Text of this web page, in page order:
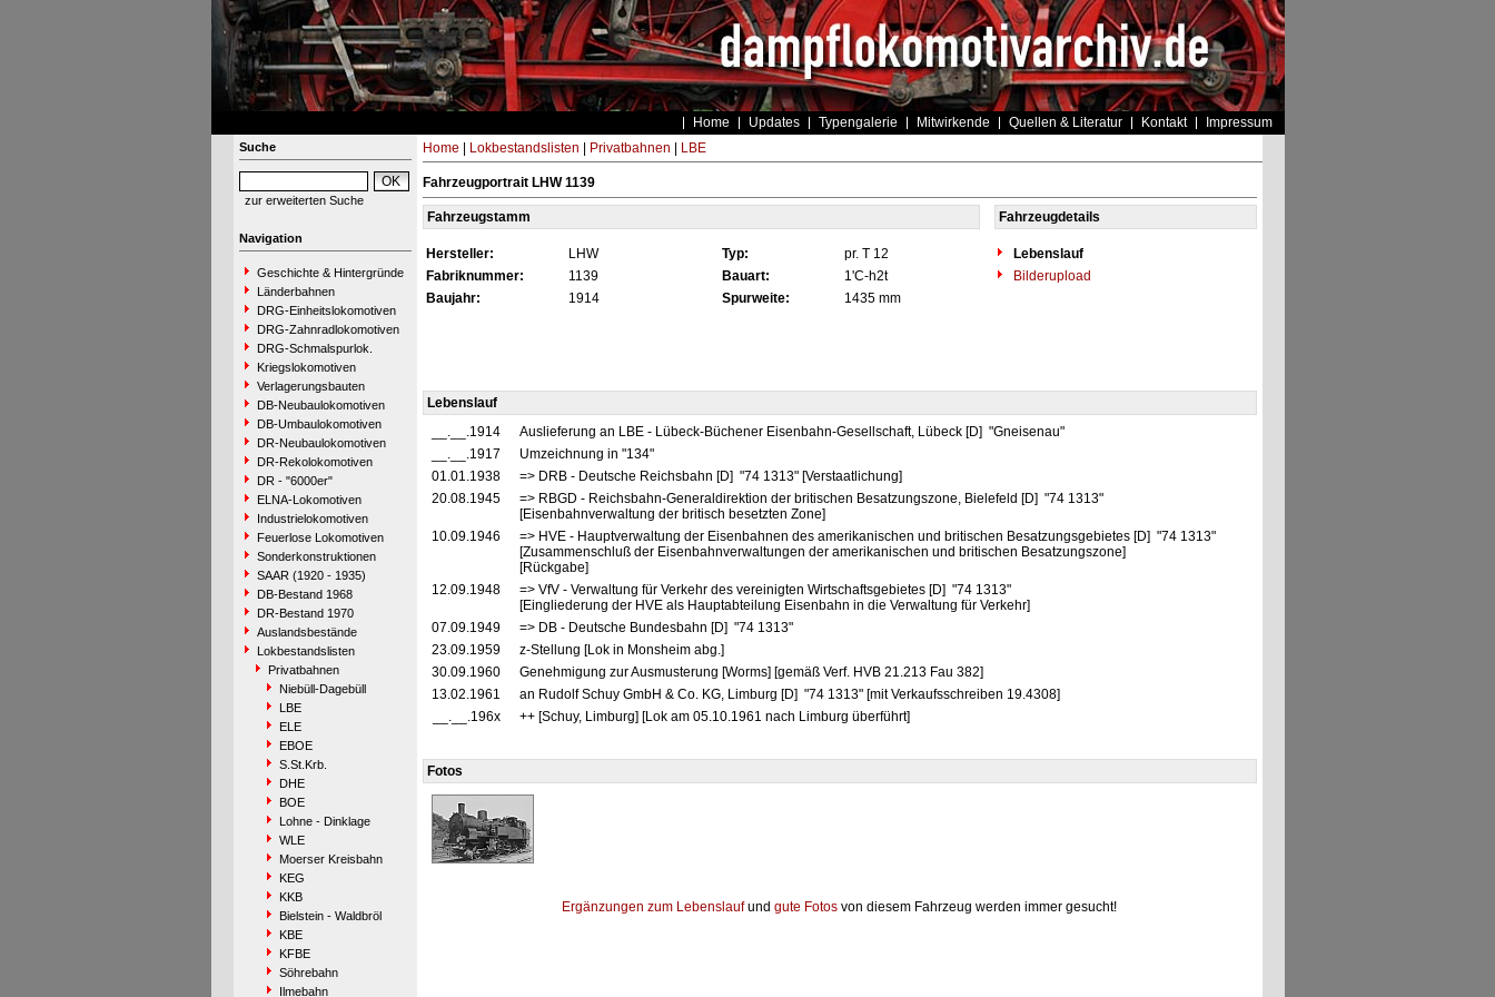
Home Updates Typengalerie Mitwirkende Quellen & Literatur Kontakt Impressum
Suche
zur erweiterten Suche
Navigation
Geschichte & Hintergründe
Länderbahnen
DRG-Einheitslokomotiven
DRG-Zahnradlokomotiven
DRG-Schmalspurlok.
Kriegslokomotiven
Verlagerungsbauten
DB-Neubaulokomotiven
DB-Umbaulokomotiven
DR-Neubaulokomotiven
DR-Rekolokomotiven
DR - "6000er"
ELNA-Lokomotiven
Industrielokomotiven
Feuerlose Lokomotiven
Sonderkonstruktionen
SAAR (1920 - 1935)
DB-Bestand 1968
DR-Bestand 1970
Auslandsbestände
Lokbestandslisten
Privatbahnen
Niebüll-Dagebüll
LBE
ELE
EBOE
S.St.Krb.
DHE
BOE
Lohne - Dinklage
WLE
Moerser Kreisbahn
KEG
KKB
Bielstein - Waldbröl
KBE
KFBE
Söhrebahn
Ilmebahn
Home Lokbestandslisten Privatbahnen LBE
Fahrzeugportrait LHW 1139
Fahrzeugstamm Fahrzeugdetails
Hersteller: LHW Typ: pr. T 12
Lebenslauf
Fabriknummer:
1139 Bauart: 1'C-h2t
Bilderupload
Baujahr:
1914 Spurweite: 1435 mm
Lebenslauf
__.__.1914
Auslieferung an LBE - Lübeck-Büchener Eisenbahn-Gesellschaft, Lübeck [D] "Gneisenau"
__.__.1917
Umzeichnung in "134"
01.01.1938
=> DRB - Deutsche Reichsbahn [D] "74 1313" [Verstaatlichung]
20.08.1945
=> RBGD - Reichsbahn-Generaldirektion der britischen Besatzungszone, Bielefeld [D] "74 1313"
[Eisenbahnverwaltung der britisch besetzten Zone]
10.09.1946
=> HVE - Hauptverwaltung der Eisenbahnen des amerikanischen und britischen Besatzungsgebietes [D] "74 1313"
[Zusammenschluß der Eisenbahnverwaltungen der amerikanischen und britischen Besatzungszone]
[Rückgabe]
12.09.1948
=> VfV - Verwaltung für Verkehr des vereinigten Wirtschaftsgebietes [D] "74 1313"
[Eingliederung der HVE als Hauptabteilung Eisenbahn in die Verwaltung für Verkehr]
07.09.1949
=> DB - Deutsche Bundesbahn [D] "74 1313"
23.09.1959
z-Stellung [Lok in Monsheim abg.]
30.09.1960
Genehmigung zur Ausmusterung [Worms] [gemäß Verf. HVB 21.213 Fau 382]
13.02.1961
an Rudolf Schuy GmbH & Co. KG, Limburg [D] "74 1313" [mit Verkaufsschreiben 19.4308]
__.__.196x
++ [Schuy, Limburg] [Lok am 05.10.1961 nach Limburg überführt]
Fotos
Ergänzungen zum Lebenslaufund gute Fotos von diesem Fahrzeug werden immer gesucht!